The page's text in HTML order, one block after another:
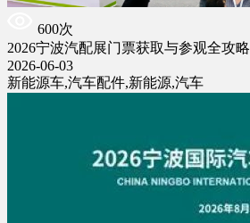
600次
2026宁波汽配展门票获取与参观全攻略
2026-06-03
新能源车,汽车配件,新能源,汽车